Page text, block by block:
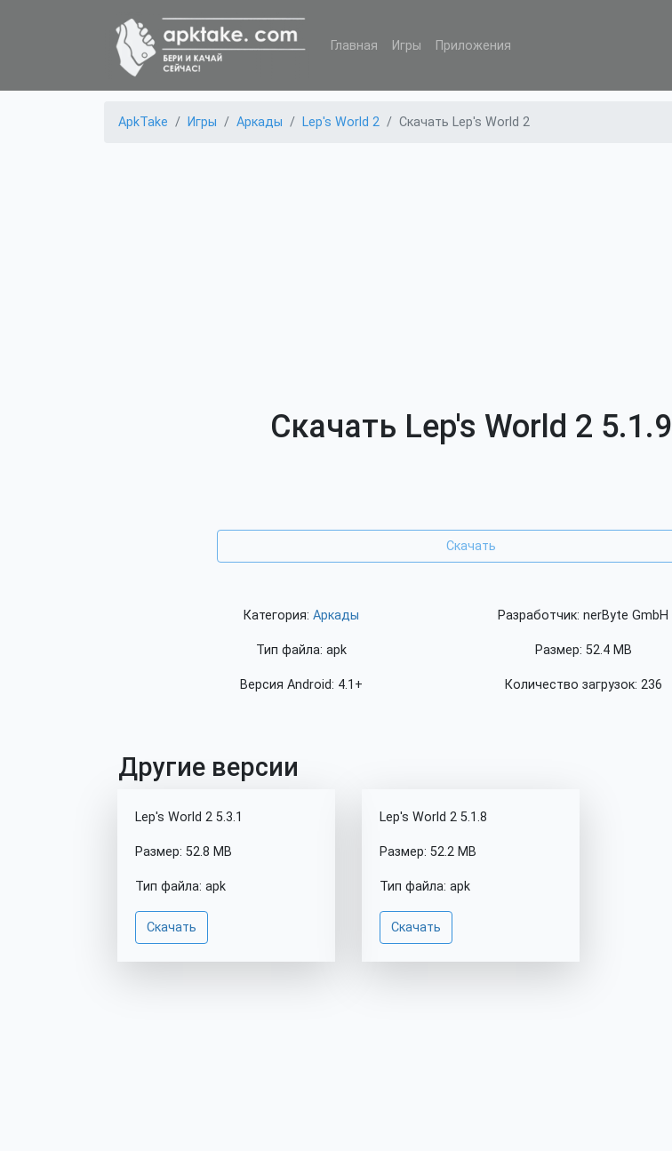
Главная Игры Приложения
ApkTake Игры Аркады Lep's World 2 Скачать Lep's World 2
Скачать Lep's World 2 5.1.9
Скачать
Категория:Аркады
Тип файла: apk
Версия Android: 4.1+
Разработчик: nerByte GmbH
Размер: 52.4 MB
Количество загрузок: 236
Другие версии
Lep's World 2 5.3.1
Размер: 52.8 MB
Тип файла: apk
Скачать
Lep's World 2 5.1.8
Размер: 52.2 MB
Тип файла: apk
Скачать